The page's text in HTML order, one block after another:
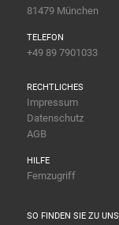
81479 München
TELEFON
+49 89 7901033
RECHTLICHES
Impressum
Datenschutz
AGB
HILFE
Fernzugriff
SO FINDEN SIE ZU UNS